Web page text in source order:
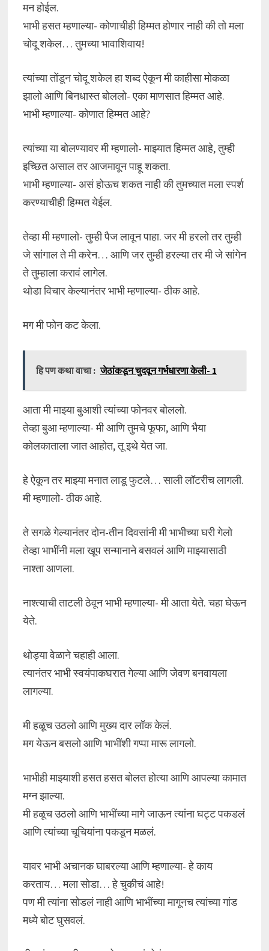
मन होईल.
भाभी हसत म्हणाल्या- कोणाचीही हिम्मत होणार नाही की तो मला
चोदू शकेल… तुमच्या भावाशिवाय!
त्यांच्या तोंडून चोदू शकेल हा शब्द ऐकून मी काहीसा मोकळा
झालो आणि बिनधास्त बोललो- एका माणसात हिम्मत आहे.
भाभी म्हणाल्या- कोणात हिम्मत आहे?
त्यांच्या या बोलण्यावर मी म्हणालो- माझ्यात हिम्मत आहे, तुम्ही
इच्छित असाल तर आजमावून पाहू शकता.
भाभी म्हणाल्या- असं होऊच शकत नाही की तुमच्यात मला स्पर्श
करण्याचीही हिम्मत येईल.
तेव्हा मी म्हणालो- तुम्ही पैज लावून पाहा. जर मी हरलो तर तुम्ही
जे सांगाल ते मी करेन… आणि जर तुम्ही हरल्या तर मी जे सांगेन
ते तुम्हाला करावं लागेल.
थोडा विचार केल्यानंतर भाभी म्हणाल्या- ठीक आहे.
मग मी फोन कट केला.
हि पण कथा वाचा : जेठांकडून चुदवून गर्भधारणा केली- 1
आता मी माझ्या बुआशी त्यांच्या फोनवर बोललो.
तेव्हा बुआ म्हणाल्या- मी आणि तुमचे फूफा, आणि भैया
कोलकाताला जात आहोत, तू इथे येत जा.
हे ऐकून तर माझ्या मनात लाडू फुटले… साली लॉटरीच लागली.
मी म्हणालो- ठीक आहे.
ते सगळे गेल्यानंतर दोन-तीन दिवसांनी मी भाभीच्या घरी गेलो
तेव्हा भाभींनी मला खूप सन्मानाने बसवलं आणि माझ्यासाठी
नाश्ता आणला.
नाश्त्याची ताटली ठेवून भाभी म्हणाल्या- मी आता येते. चहा घेऊन
येते.
थोड्या वेळाने चहाही आला.
त्यानंतर भाभी स्वयंपाकघरात गेल्या आणि जेवण बनवायला
लागल्या.
मी हळूच उठलो आणि मुख्य दार लॉक केलं.
मग येऊन बसलो आणि भाभींशी गप्पा मारू लागलो.
भाभीही माझ्याशी हसत हसत बोलत होत्या आणि आपल्या कामात
मग्न झाल्या.
मी हळूच उठलो आणि भाभींच्या मागे जाऊन त्यांना घट्ट पकडलं
आणि त्यांच्या चूचियांना पकडून मळलं.
यावर भाभी अचानक घाबरल्या आणि म्हणाल्या- हे काय
करताय… मला सोडा… हे चुकीचं आहे!
पण मी त्यांना सोडलं नाही आणि भाभींच्या मागूनच त्यांच्या गांड
मध्ये बोट घुसवलं.